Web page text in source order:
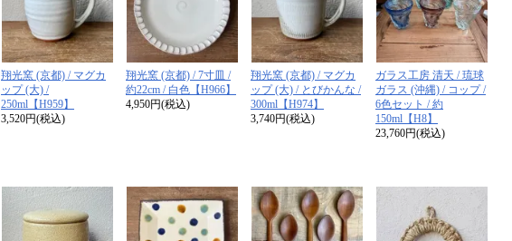
翔光窯 (京都) / マグカ
ップ (大) /
250ml【H959】
3,520円(税込)
翔光窯 (京都) / 7寸皿 /
約22cm / 白色【H966】
4,950円(税込)
翔光窯 (京都) / マグカ
ップ (大) / とびかんな /
300ml【H974】
3,740円(税込)
ガラス工房 清天 / 琉球
ガラス (沖縄) / コップ /
6色セット / 約
150ml【H8】
23,760円(税込)